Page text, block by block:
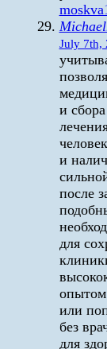
July 7th,
и
и
после
для
или
без
для